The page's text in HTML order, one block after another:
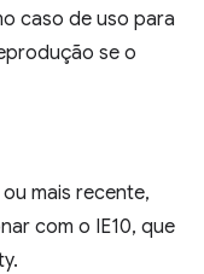
caso de uso para
se o
mais recente,
com o IE10, que